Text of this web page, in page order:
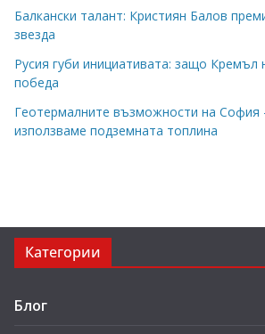
Балкански талант: Кристиян Балов
звезда
Русия губи инициативата: защо
победа
Геотермалните възможности на София
използваме подземната топлина
Категории
Блог